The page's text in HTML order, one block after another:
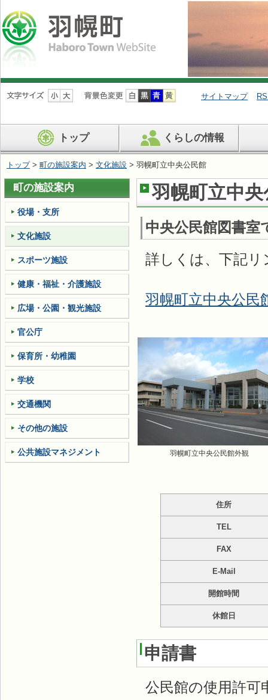
ナ
ビ
ン
を
ば
す
サイトマップ
トップ くらしの情報
トップ> 町の施設案内 > 文化施設 > 羽幌町立中央公民館
羽幌町立中
中央公民館図書
詳しくは、下記
羽幌町立中央公民
羽幌町立中央公民館外観
住所
TEL
FAX
E-Mail
開館時間
休館日
申請書
公民館の使用許可
町の施設案内
役場・支所
文化施設
スポーツ施設
健康・福祉・介護施設
広場・公園・観光施設
官公庁
保育所・幼稚園
学校
交通機関
その他の施設
公共施設マネジメント